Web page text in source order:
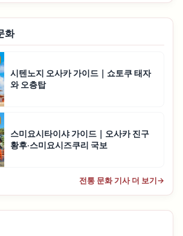
화
시텐노지 오사카 가이드｜쇼토쿠 태자
와 오층탑
스미요시타이샤 가이드｜오사카 진구
황후·스미요시즈쿠리 국보
전통 문화 기사 더 보기 →